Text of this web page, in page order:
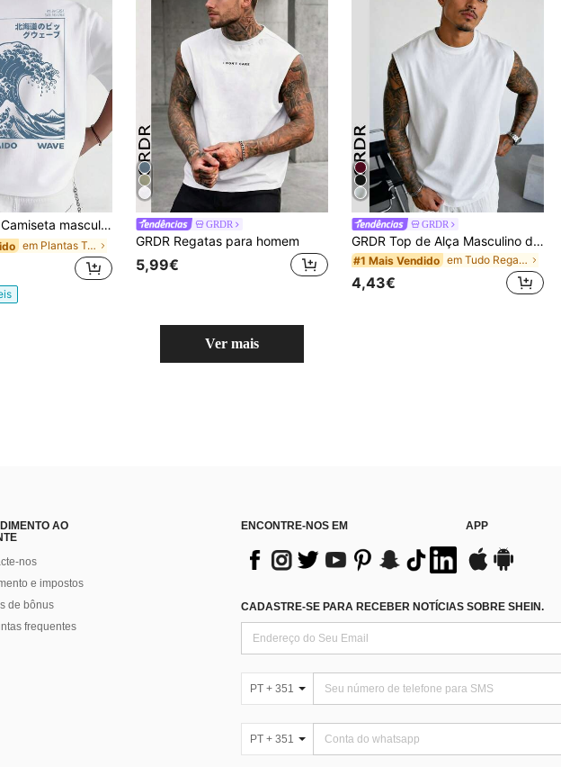
Camiseta masculina de algodão, 100%, modelagem solta, manga curta e gola redonda. Macia e respirável, com estampas como "Hokkaido Big Wave" e "HOKKAIDO WAVE".
em Plantas T-shirts masculinas
GRDR
GRDR Regatas para homem
5,99€
GRDR
GRDR Top de Alça Masculino de Verão Clássico, Cor Lisa, Fino, Decote Redondo, Adequado para Desporto, Fitness e Uso Diário
#1 Mais Vendido em Tudo Regatas masculinas
4,43€
Ver mais
AO
nos
e impostos
de bônus
frequentes
ENCONTRE-NOS EM APP
CADASTRE-SE PARA RECEBER NOTÍCIAS SOBRE SHEIN.
PT + 351
PT + 351